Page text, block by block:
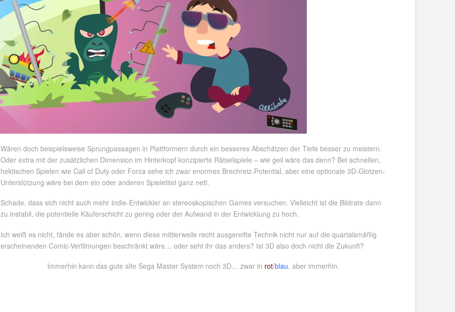
Wären doch beispielsweise Sprungpassagen in Plattformern durch ein besseres Abschätzen der Tiefe besser zu meistern.
Oder extra mit der zusätzlichen Dimension im Hinterkopf konzipierte Rätselspiele – wie geil wäre das denn? Bei schnellen,
hektischen Spielen wie Call of Duty oder Forza sehe ich zwar enormes Brechreiz-Potential, aber eine optionale 3D-Glotzen-
Unterstützung wäre bei dem ein oder anderen Spieletitel ganz nett.
Schade, dass sich nicht auch mehr Indie-Entwickler an stereoskopischen Games versuchen. Vielleicht ist die Bildrate dann
zu instabil, die potentielle Käuferschicht zu gering oder der Aufwand in der Entwicklung zu hoch.
Ich weiß es nicht, fände es aber schön, wenn diese mittlerweile recht ausgereifte Technik nicht nur auf die quartalsmäßig
erscheinenden Comic-Verfilmungen beschränkt wäre… oder seht ihr das anders? Ist 3D also doch nicht die Zukunft?
Immerhin kann das gute alte Sega Master System noch 3D… zwar in rot/blau, aber immerhin.